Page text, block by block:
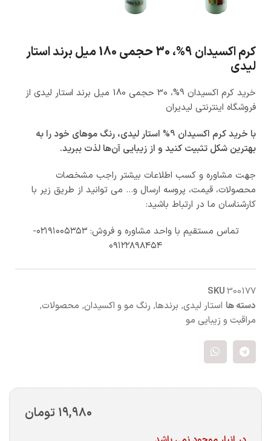
کرم اکسیدان 9%، 30 حجمی 180 میل برند استار
لیدی
خرید کرم اکسیدان 9%، 30 حجمی 180 میل برند استار لیدی از
فروشگاه اینترنتی لیدیران
با خرید کرم اکسیدان 9% استار لیدی، رنگ موهای خود را به
بهترین شکل تثبیت کنید و از زیبایی آن‌ها لذت ببرید.
جهت مشاوره و کسب اطلاعات بیشتر راجب مشخصات
محصولات، قیمت، پروسه ارسال و… می توانید از طریق زیر با
کارشناسان ما در ارتباط باشید:
تماس مستقیم با واحد مشاوره و فروش: ۰۲۱۹۱۰۰۵۳۵۳-
۰۹۱۲۲۸۹۸۴۵۴
SKU300177
دسته ها استار لیدی, برندها, رنگ مو و اکسیدان, محصولات,
مراقبت و زیبایی مو
۱۹,۹۸۰ تومان